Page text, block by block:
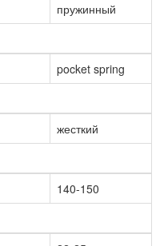
пружинный
pocket spring
жесткий
140-150